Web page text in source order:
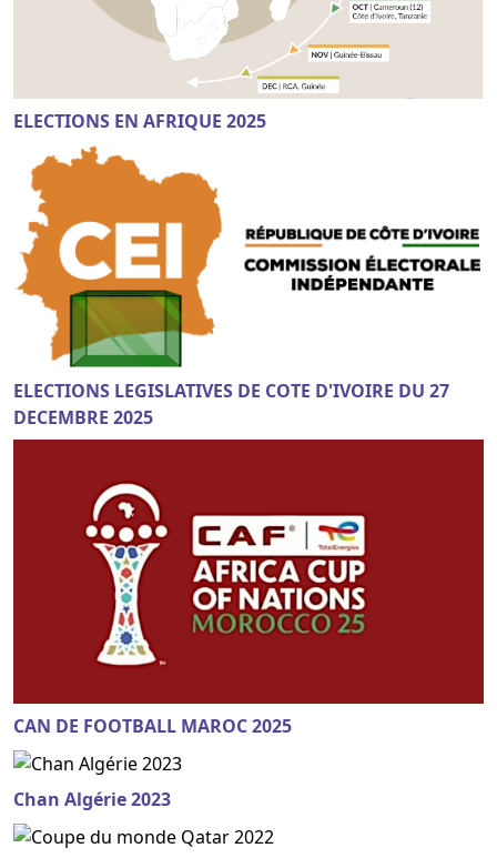
ELECTIONS EN AFRIQUE 2025
ELECTIONS LEGISLATIVES DE COTE D'IVOIRE DU 27
DECEMBRE 2025
CAN DE FOOTBALL MAROC 2025
Chan Algérie 2023